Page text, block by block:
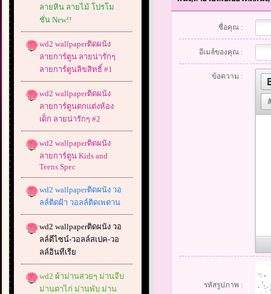
ลายหิน ลายไม้ โปรโม
ชั่น New!!
wd2 wallpaperติดผนัง
ลายการ์ตูน ลายน่ารักๆ
ลายการ์ตูนลิขสิทธิ์ #1
wd2 wallpaperติดผนัง
ลายการ์ตูนตกแต่งห้อง
เด็ก ลายน่ารักๆ #2
wd2 wallpaperติดผนัง
ลายการ์ตูน Kids and
Teens Spec
wd2 wallpaperติดผนัง วอ
ลล์ติดฝ้า วอลล์ติดเพดาน
wd2 wallpaperติดผนัง วอ
ลล์ดีไซน์-วอลล์สเปค-วอ
ลล์อินทีเรีย
wd2 ผ้าม่านสวยๆ ม่านจีบ
ม่านตาไก่ ม่านพับ ม่าน
ชื่อคุณ :
อีเมล์ของคุณ :
ข้อความ :
รหัสรูปภาพ :